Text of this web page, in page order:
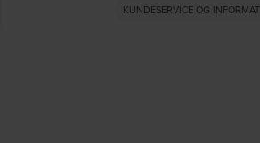
KUNDESERVICE OG